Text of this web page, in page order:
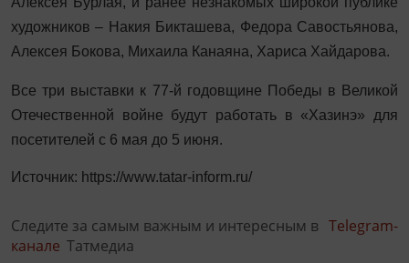
художников – Накия Бикташева, Федора Савостьянова,
Алексея Бокова, Михаила Канаяна, Хариса Хайдарова.
Все три выставки к 77-й годовщине Победы в Великой
Отечественной войне будут работать в «Хазинэ» для
посетителей с 6 мая до 5 июня.
Источник: https://www.tatar-inform.ru/
Следите за самым важным и интересным в Telegram-
канале Татмедиа